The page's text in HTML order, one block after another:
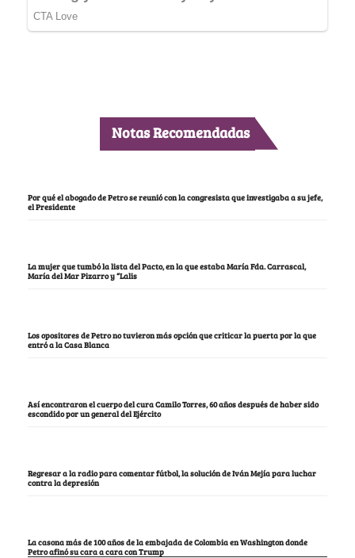
Notas Recomendadas
Por qué el abogado de Petro se reunió con la congresista que investigaba a su jefe,
el Presidente
La mujer que tumbó la lista del Pacto, en la que estaba María Fda. Carrascal,
María del Mar Pizarro y “Lalis
Los opositores de Petro no tuvieron más opción que criticar la puerta por la que
entró a la Casa Blanca
Así encontraron el cuerpo del cura Camilo Torres, 60 años después de haber sido
escondido por un general del Ejército
Regresar a la radio para comentar fútbol, la solución de Iván Mejía para luchar
contra la depresión
La casona más de 100 años de la embajada de Colombia en Washington donde
Petro afinó su cara a cara con Trump